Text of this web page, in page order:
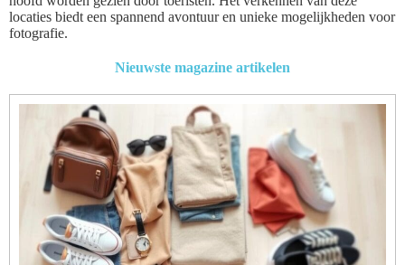
locaties biedt een spannend avontuur en unieke mogelijkheden voor
fotografie.
Nieuwste magazine artikelen